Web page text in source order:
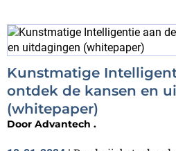
Kunstmatige
ontdek de kansen en
(whitepaper)
Door Advantech .